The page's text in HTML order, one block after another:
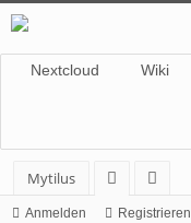
Nextcloud Wiki
Mytilus
or
itg
Anmelden Registrieren